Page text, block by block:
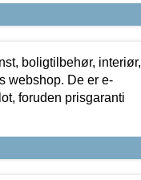
boligtilbehør, interiør,
webshop. De er e-
foruden prisgaranti